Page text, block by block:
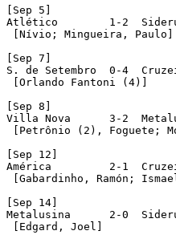
[Sep 5]
Atlético  	1-2  Siderúrgica
[Nívio; Mingueira, Paulo]
[Sep 7]
S. de Setembro  0-4
[Orlando Fantoni (4)]
[Sep 8]
Villa Nova  	3-2  Metalusina
[Petrônio (2), Foguete;
[Sep 12]
América  	2-1  Cruzeiro
[Gabardinho, Ramón;
[Sep 14]
Metalusina  	2-0  Siderúrgica
[Edgard, Joel]